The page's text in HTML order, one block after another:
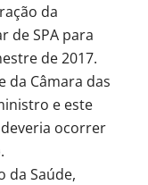
da
de SPA para
de 2017.
da Câmara das
e este
deveria ocorrer
da Saúde,